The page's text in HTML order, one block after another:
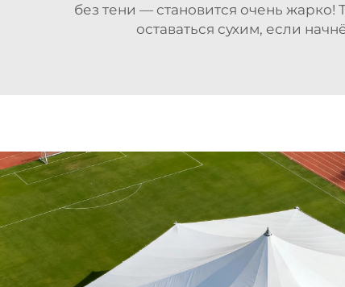
без тени — становится очень жарко!
оставаться сухим, если